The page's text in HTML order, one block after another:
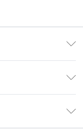
Juni 2026